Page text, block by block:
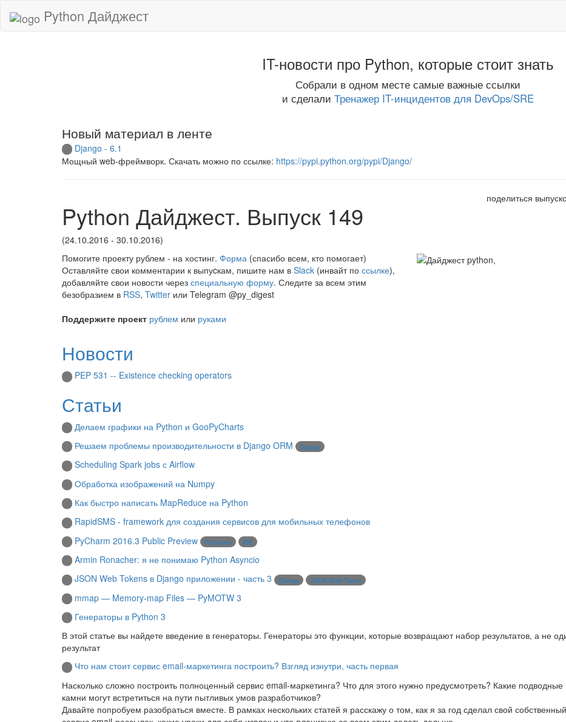
Python Дайджест
IT-новости про Python, которые стоит знать
Собрали в одном месте самые важные ссылки
и сделали Тренажер IT-инцидентов для DevOps/SRE
Новый материал в ленте
Django - 6.1
Мощный web-фреймворк. Скачать можно по ссылке: https://pypi.python.org/pypi/Django/
Python Дайджест. Выпуск 149
(24.10.2016 - 30.10.2016)
поделиться
Помогите проекту рублем - на хостинг. Форма (спасибо всем, кто помогает)
Оставляйте свои комментарии к выпуcкам, пишите нам в Slack (инвайт по ссылке),
добавляйте свои новости через специальную форму. Следите за всем этим
безобразием в RSS, Twitter или Telegram @py_digest
Поддержите проект рублем или руками
Новости
PEP 531 -- Existence checking operators
Статьи
Делаем графики на Python и GooPyCharts
Решаем проблемы производительности в Django ORM
Django
Scheduling Spark jobs с Airflow
Обработка изображений на Numpy
Как быстро написать MapReduce на Python
RapidSMS - framework для создания сервисов для мобильных телефонов
PyCharm 2016.3 Public Preview
PyCharm IDE
Armin Ronacher: я не понимаю Python Asyncio
JSON Web Tokens в Django приложении - часть 3
Django JSON Web Token
mmap — Memory-map Files — PyMOTW 3
Генераторы в Python 3
В этой статье вы найдете введение в генераторы. Генераторы это функции, которые возвращают набор результатов, а не
результат
Что нам стоит сервис email-маркетинга построить? Взгляд изнутри, часть первая
Насколько сложно построить полноценный сервис email-маркетинга? Что для этого нужно предусмотреть? Какие подводные
камни могут встретиться на пути пытливых умов разработчиков?
Давайте попробуем разобраться вместе. В рамках нескольких статей я расскажу о том, как я за год сделал свой собственный